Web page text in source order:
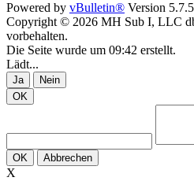
Powered by vBulletin® Version 5.7.5
Copyright © 2026 MH Sub I, LLC
vorbehalten.
Die Seite wurde um 09:42 erstellt.
Lädt...
Ja
Nein
OK
OK Abbrechen
X